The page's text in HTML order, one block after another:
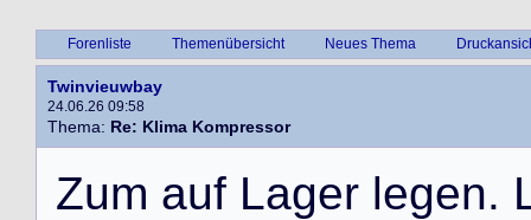
Forenliste Themenübersicht Neues Thema
Twinvieuwbay
24.06.26 09:58
Thema: Re: Klima Kompressor
Zum auf Lager legen.